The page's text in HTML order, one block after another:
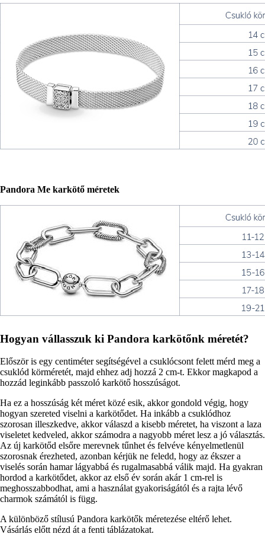
Pandora Me karkötő méretek
Hogyan vállasszuk ki Pandora karkötőnk méretét?
Először is egy centiméter segítségével a csuklócsont felett mérd meg a
csuklód körméretét, majd ehhez adj hozzá 2 cm-t. Ekkor magkapod a
hozzád leginkább passzoló karkötő hosszúságot.
Ha ez a hosszúság két méret közé esik, akkor gondold végig, hogy
hogyan szereted viselni a karkötődet. Ha inkább a csuklódhoz
szorosan illeszkedve, akkor válaszd a kisebb méretet, ha viszont a laza
viseletet kedveled, akkor számodra a nagyobb méret lesz a jó választás.
Az új karkötőd elsőre merevnek tűnhet és felvéve kényelmetlenül
szorosnak érezheted, azonban kérjük ne feledd, hogy az ékszer a
viselés során hamar lágyabbá és rugalmasabbá válik majd. Ha gyakran
hordod a karkötődet, akkor az első év során akár 1 cm-rel is
meghosszabbodhat, ami a használat gyakoriságától és a rajta lévő
charmok számától is függ.
A különböző stílusú Pandora karkötők méretezése eltérő lehet.
Vásárlás előtt nézd át a fenti táblázatokat.